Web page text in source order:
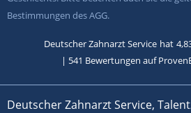
Bestimmungen des AGG.
Deutscher Zahnarzt Service hat
| 541 Bewertungen auf
Deutscher Zahnarzt Service,